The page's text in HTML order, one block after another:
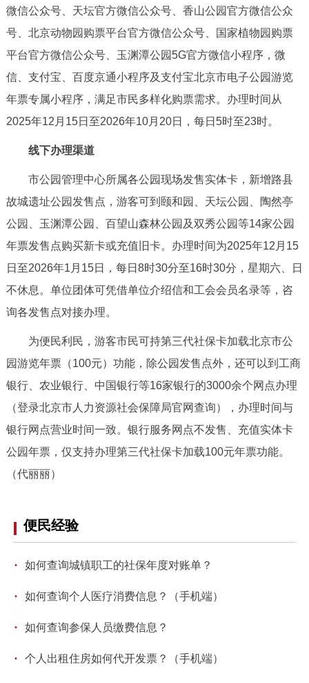
参与调查 在线访谈 图说互动
走进北京
北京概况 十六区概览 人文北京
绿色北京
多语种
한국어 日本語
ESPAÑOL العربية PORTUGUÊS
ITALIANO
回到顶部
微信公众号、天坛官方微信公众号、香山公园官方微信公众
号、北京动物园购票平台官方微信公众号、国家植物园购票
平台官方微信公众号、玉渊潭公园5G官方微信小程序，微
信、支付宝、百度京通小程序及支付宝北京市电子公园游览
年票专属小程序，满足市民多样化购票需求。办理时间从
2025年12月15日至2026年10月20日，每日5时至23时。
线下办理渠道
市公园管理中心所属各公园现场发售实体卡，新增路县
故城遗址公园发售点，游客可到颐和园、天坛公园、陶然亭
公园、玉渊潭公园、百望山森林公园及双秀公园等14家公园
年票发售点购买新卡或充值旧卡。办理时间为2025年12月15
日至2026年1月15日，每日8时30分至16时30分，星期六、日
不休息。单位团体可凭借单位介绍信和工会会员名录等，咨
询各发售点对接办理。
为便民利民，游客市民可持第三代社保卡加载北京市公
园游览年票（100元）功能，除公园发售点外，还可以到工商
银行、农业银行、中国银行等16家银行的3000余个网点办理
（登录北京市人力资源社会保障局官网查询），办理时间与
银行网点营业时间一致。银行服务网点不发售、充值实体卡
公园年票，仅支持办理第三代社保卡加载100元年票功能。
（代丽丽）
便民经验
· 如何查询城镇职工的社保年度对账单？
· 如何查询个人医疗消费信息？（手机端）
· 如何查询参保人员缴费信息？
· 个人出租住房如何代开发票？（手机端）